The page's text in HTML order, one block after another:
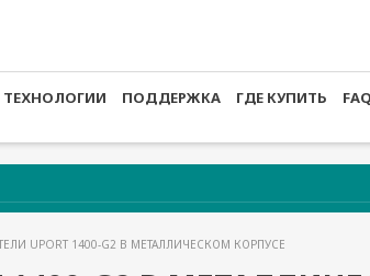
ТЕХНОЛОГИИ ПОДДЕРЖКА ГДЕ КУПИТЬ FAQ
UPORT 1400-G2 В МЕТАЛЛИЧЕСКОМ КОРПУСЕ